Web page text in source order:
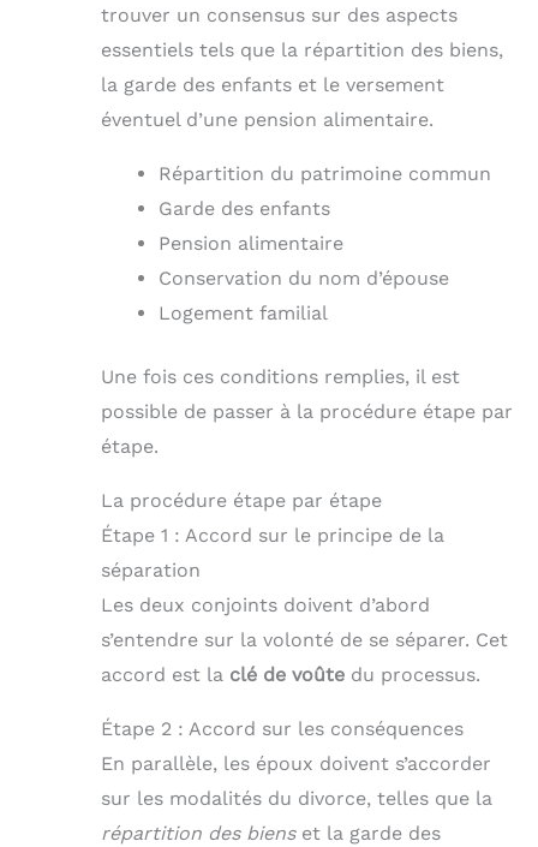
trouver un consensus sur des aspects
essentiels tels que la répartition des biens,
la garde des enfants et le versement
éventuel d’une pension alimentaire.
Répartition du patrimoine commun
Garde des enfants
Pension alimentaire
Conservation du nom d’épouse
Logement familial
Une fois ces conditions remplies, il est
possible de passer à la procédure étape par
étape.
La procédure étape par étape
Étape 1 : Accord sur le principe de la
séparation
Les deux conjoints doivent d’abord
s’entendre sur la volonté de se séparer. Cet
accord est la clé de voûte du processus.
Étape 2 : Accord sur les conséquences
En parallèle, les époux doivent s’accorder
sur les modalités du divorce, telles que la
répartition des bienset la garde des